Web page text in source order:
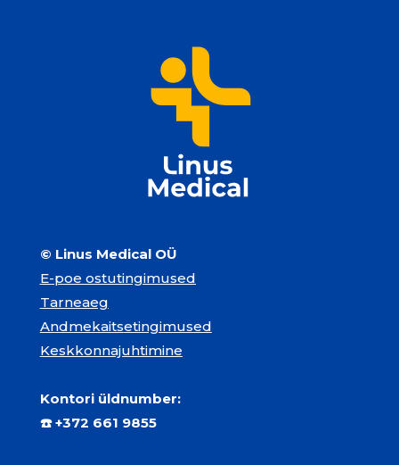
© Linus Medical OÜ
E-poe ostutingimused
Tarneaeg
Andmekaitsetingimused
Keskkonnajuhtimine
Kontori üldnumber:
☎️+372 661 9855